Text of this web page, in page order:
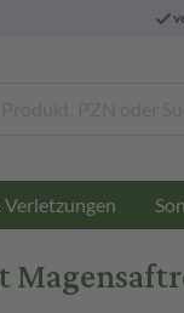
Verletzungen